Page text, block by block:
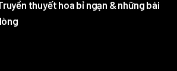
thuyết hoa bỉ ngạn & những bài